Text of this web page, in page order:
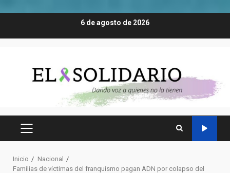
6 de agosto de 2026
MENÚ
Inicio
Nacional
Familias de víctimas del franquismo pagan ADN por colapso del